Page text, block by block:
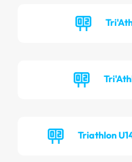
Triathlon